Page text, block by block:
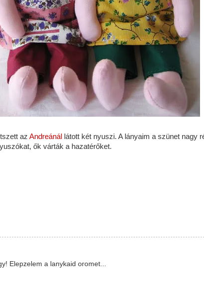
az Andreánál
látott két nyuszi. A lányaim a szünet nagy
ők várták a hazatérőket.
Elepzelem a lanykaid oromet...